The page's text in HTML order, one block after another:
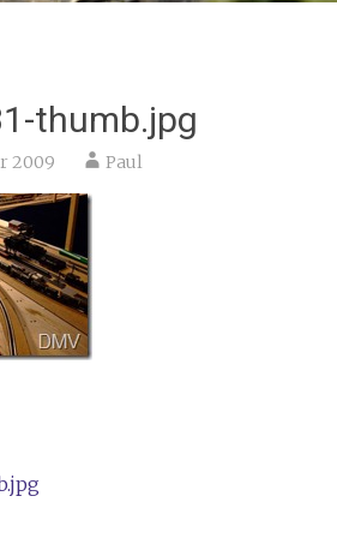
thumb.jpg
2009 Paul